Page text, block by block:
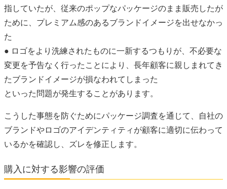
指していたが、従来のポップなパッケージのまま販売したが
ために、プレミアム感のあるブランドイメージを出せなかっ
た
● ロゴをより洗練されたものに一新するつもりが、不必要な
変更を予告なく行ったことにより、長年顧客に親しまれてき
たブランドイメージが損なわれてしまった
といった問題が発生することがあります。
こうした事態を防ぐためにパッケージ調査を通じて、自社の
ブランドやロゴのアイデンティティが顧客に適切に伝わって
いるかを確認し、ズレを修正します。
購入に対する影響の評価